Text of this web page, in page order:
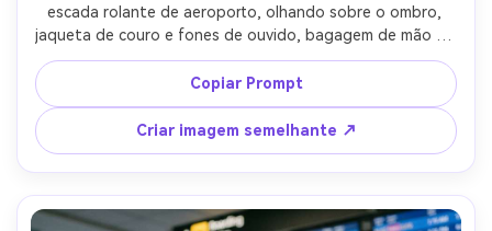
escada rolante de aeroporto, olhando sobre o ombro,
jaqueta de couro e fones de ouvido, bagagem de mão na
mão, fundo listrado com ligeiro desfoque de movimento,
luzes acima da cabeça criando destaques repetidos,
Sony A1, 50mm f/1.2, enquadramento de tiro médio,
composição diagonal dinâmica, humor cinematográfico
ousado, fios de cabelo realistas, sombras naturais, alta
resolução, rosto nítido, classificação de contraste
moderno-AR 4:5
Copiar Prompt
Criar imagem semelhante ↗